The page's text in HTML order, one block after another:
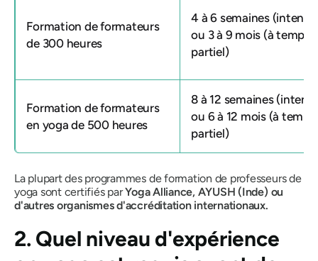
Formation de formateurs
de 300 heures
4 à 6 semaines
ou 3 à 9 mois (à temps
partiel)
Formation de formateurs
en yoga de 500 heures
8 à 12 semaines
ou 6 à 12 mois (à temps
partiel)
La plupart des programmes de formation de professeurs de
yoga sont certifiés parYoga Alliance, AYUSH (Inde) ou
d'autres organismes d'accréditation internationaux.
2. Quel niveau d'expérience